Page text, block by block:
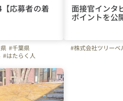
応募者の着
#千葉県
#はたらく人
ル
面接官インタ
ポイントを公
#株式会社ツリーベ